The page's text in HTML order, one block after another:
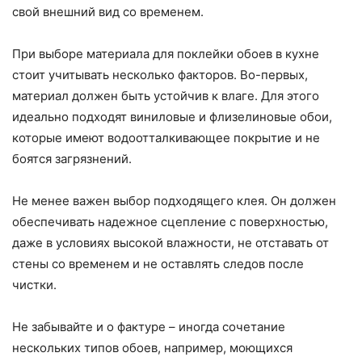
свой внешний вид со временем.
При выборе материала для поклейки обоев в кухне
стоит учитывать несколько факторов. Во-первых,
материал должен быть устойчив к влаге. Для этого
идеально подходят виниловые и флизелиновые обои,
которые имеют водоотталкивающее покрытие и не
боятся загрязнений.
Не менее важен выбор подходящего клея. Он должен
обеспечивать надежное сцепление с поверхностью,
даже в условиях высокой влажности, не отставать от
стены со временем и не оставлять следов после
чистки.
Не забывайте и о фактуре – иногда сочетание
нескольких типов обоев, например, моющихся